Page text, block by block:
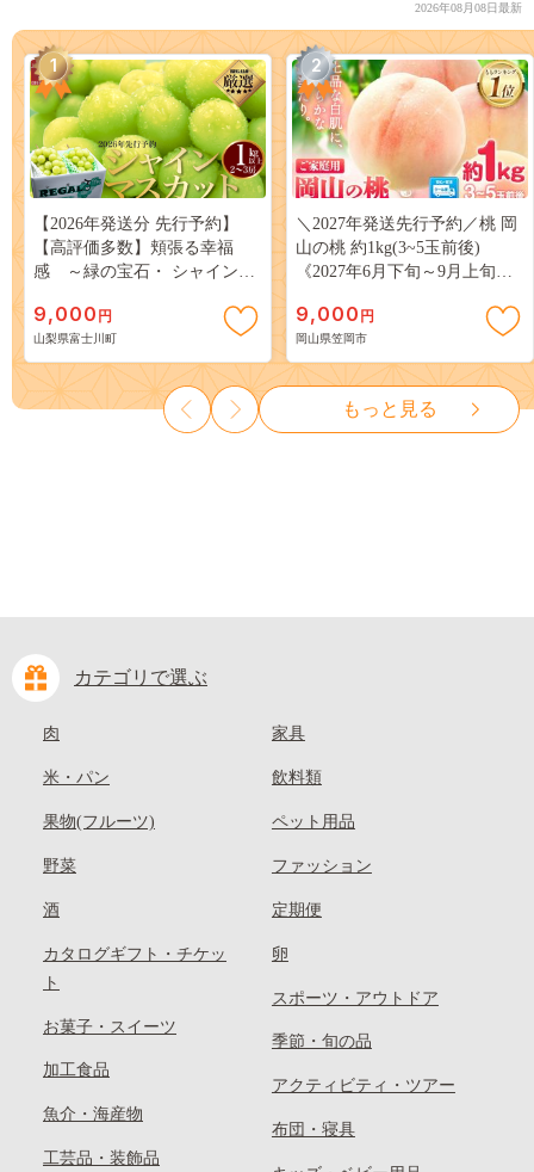
2026年08月08日最新
1
【2026年発送分 先行予約】
【高評価多数】頬張る幸福
感 ～緑の宝石・ シャインマ
３房） フルーツ 山梨県産 果
物 くだもの シャイン マスカ
ット ぶどう ブドウ 葡萄 大粒
種なし 先行予約 富士川町
10000円 一万円 9000円 九千円
9,000 円
山梨県富士川町
2
＼2027年発送先行予約／桃 岡
山の桃 約1kg(3~5玉前後)
《2027年6月下旬～9月上旬頃
岡山 はくとう スイーツ フル
ーツ 果物 デザート 旬 モモ も
も 先行予約 送料無料 果物 岡
山県 笠岡市 清水白桃 白鳳 白
麗 クール便---
kasaoka_zsy_419_100---
9,000 円
岡山県笠岡市
もっと見る
カテゴリで選ぶ
肉
米・パン
果物(フルーツ)
野菜
酒
カタログギフト・チケッ
ト
お菓子・スイーツ
加工食品
魚介・海産物
工芸品・装飾品
家具
飲料類
ペット用品
ファッション
定期便
卵
スポーツ・アウトドア
季節・旬の品
アクティビティ・ツアー
布団・寝具